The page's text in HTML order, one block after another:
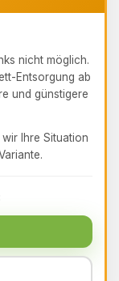
nicht möglich.
Entsorgung ab
und günstigere
Ihre Situation